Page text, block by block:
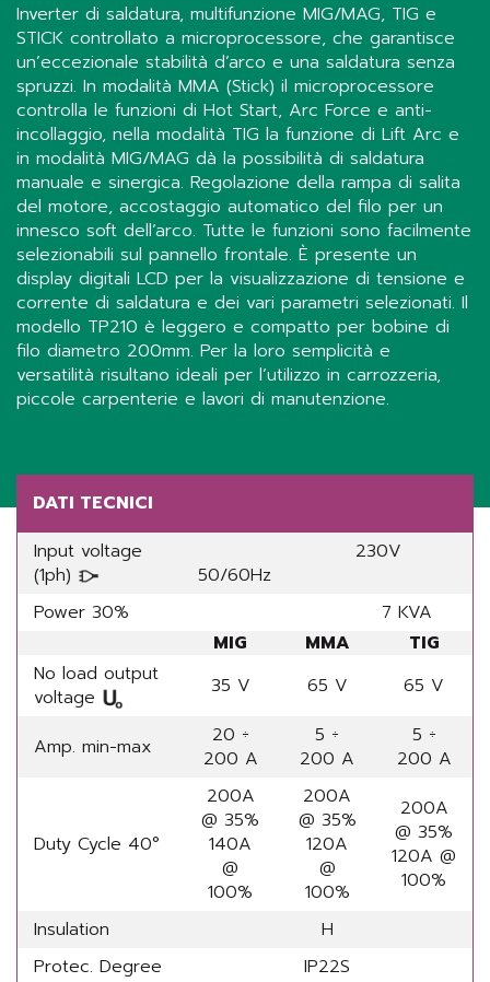
Inverter di saldatura, multifunzione MIG/MAG, TIG e
STICK controllato a microprocessore, che garantisce
un’eccezionale stabilità d’arco e una saldatura senza
spruzzi. In modalità MMA (Stick) il microprocessore
controlla le funzioni di Hot Start, Arc Force e anti-
incollaggio, nella modalità TIG la funzione di Lift Arc e
in modalità MIG/MAG dà la possibilità di saldatura
manuale e sinergica. Regolazione della rampa di salita
del motore, accostaggio automatico del filo per un
innesco soft dell’arco. Tutte le funzioni sono facilmente
selezionabili sul pannello frontale. È presente un
display digitali LCD per la visualizzazione di tensione e
corrente di saldatura e dei vari parametri selezionati. Il
modello TP210 è leggero e compatto per bobine di
filo diametro 200mm. Per la loro semplicità e
versatilità risultano ideali per l’utilizzo in carrozzeria,
piccole carpenterie e lavori di manutenzione.
DATI TECNICI
Input voltage
(1ph)
230V
50/60Hz
Power 30%
7 KVA
MIG
MMA
TIG
No load output
voltage
35 V 65 V 65 V
Amp. min-max
20 ÷
200 A
5 ÷
200 A
5 ÷
200 A
Duty Cycle 40°
200A
@ 35%
140A
@
100%
200A
@ 35%
120A
@
100%
200A
@ 35%
120A @
100%
Insulation
H
Protec. Degree
IP22S